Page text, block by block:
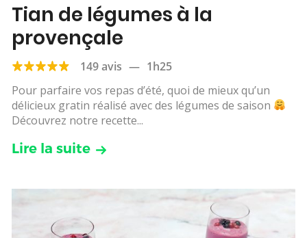
Tian de légumes à la
provençale
149 avis — 1h25
Pour parfaire vos repas d’été, quoi de mieux qu’un
délicieux gratin réalisé avec des légumes de saison
Découvrez notre recette...
Lire la suite